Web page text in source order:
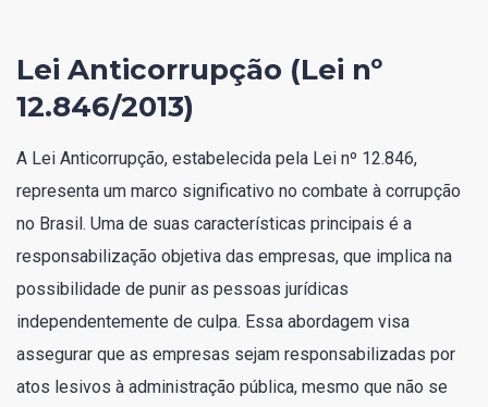
Lei Anticorrupção (Lei nº
12.846/2013)
A Lei Anticorrupção, estabelecida pela Lei nº 12.846,
representa um marco significativo no combate à corrupção
no Brasil. Uma de suas características principais é a
responsabilização objetiva das empresas, que implica na
possibilidade de punir as pessoas jurídicas
independentemente de culpa. Essa abordagem visa
assegurar que as empresas sejam responsabilizadas por
atos lesivos à administração pública, mesmo que não se